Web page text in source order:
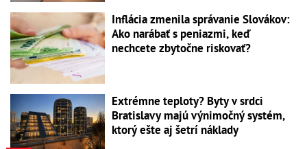
Inflácia zmenila správanie Slovákov:
Ako narábať s peniazmi, keď
nechcete zbytočne riskovať?
Extrémne teploty? Byty v srdci
Bratislavy majú výnimočný systém,
ktorý ešte aj šetrí náklady